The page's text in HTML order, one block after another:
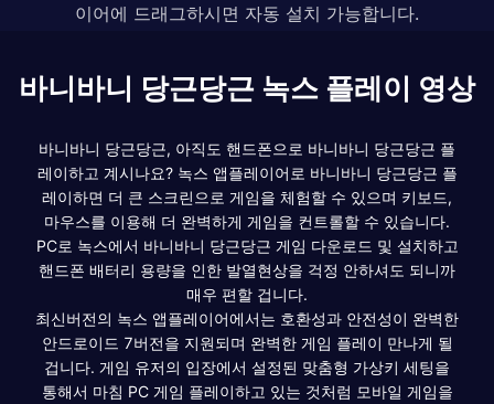
이어에 드래그하시면 자동 설치 가능합니다.
바니바니 당근당근 녹스 플레이 영상
바니바니 당근당근, 아직도 핸드폰으로 바니바니 당근당근 플
레이하고 계시나요? 녹스 앱플레이어로 바니바니 당근당근 플
레이하면 더 큰 스크린으로 게임을 체험할 수 있으며 키보드,
마우스를 이용해 더 완벽하게 게임을 컨트롤할 수 있습니다.
PC로 녹스에서 바니바니 당근당근 게임 다운로드 및 설치하고
핸드폰 배터리 용량을 인한 발열현상을 걱정 안하셔도 되니까
매우 편할 겁니다.
최신버전의 녹스 앱플레이어에서는 호환성과 안전성이 완벽한
안드로이드 7버전을 지원되며 완벽한 게임 플레이 만나게 될
겁니다. 게임 유저의 입장에서 설정된 맞춤형 가상키 세팅을
통해서 마침 PC 게임 플레이하고 있는 것처럼 모바일 게임을